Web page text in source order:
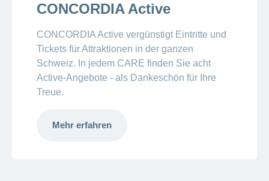
CONCORDIA Active
CONCORDIA Active vergünstigt Eintritte und
Tickets für Attraktionen in der ganzen
Schweiz. In jedem CARE finden Sie acht
Active-Angebote - als Dankeschön für Ihre
Treue.
Mehr erfahren